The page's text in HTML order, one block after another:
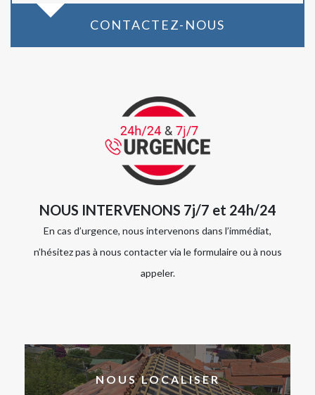
CONTACTEZ-NOUS
NOUS INTERVENONS 7j/7 et 24h/24
En cas d’urgence, nous intervenons dans l’immédiat,
n’hésitez pas à nous contacter via le formulaire ou à nous
appeler.
NOUS LOCALISER